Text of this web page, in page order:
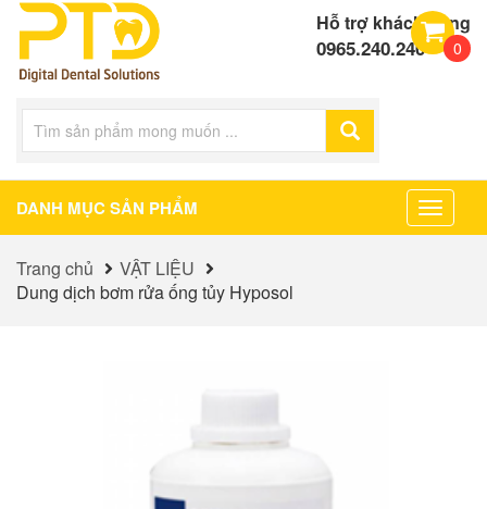
Hỗ trợ khách hàng
0965.240.240 0
DANH MỤC SẢN PHẨM
Toggle
Trang chủ
VẬT LIỆU
Dung dịch bơm rửa ống tủy Hyposol